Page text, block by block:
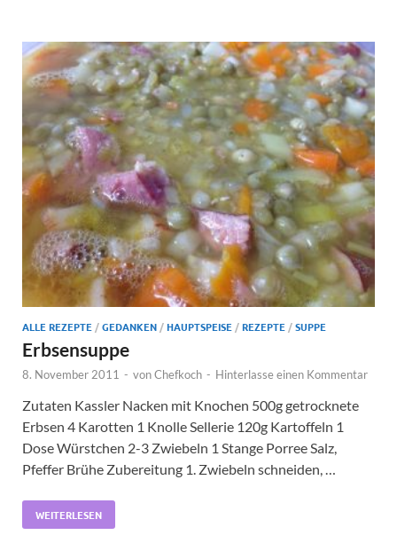
ALLE REZEPTE /GEDANKEN /HAUPTSPEISE /REZEPTE /SUPPE
Erbsensuppe
8. November 2011 - vonChefkoch - Hinterlasse einen Kommentar
Zutaten Kassler Nacken mit Knochen 500g getrocknete
Erbsen 4 Karotten 1 Knolle Sellerie 120g Kartoffeln 1
Dose Würstchen 2-3 Zwiebeln 1 Stange Porree Salz,
Pfeffer Brühe Zubereitung 1. Zwiebeln schneiden, …
WEITERLESEN